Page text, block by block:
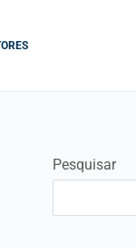
Pesquisar